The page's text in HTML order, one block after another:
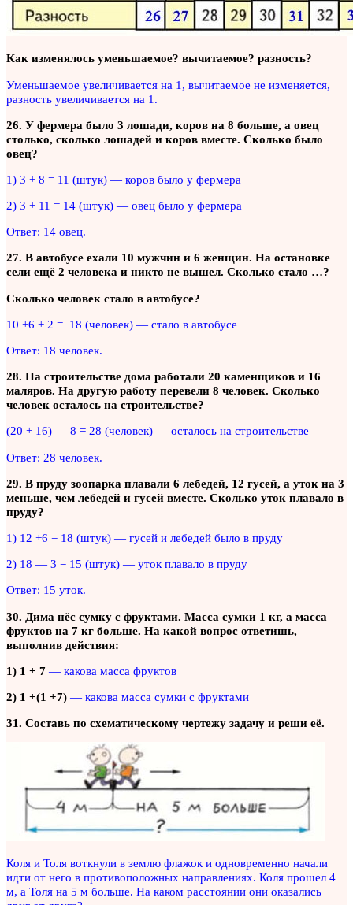
Как изменялось уменьшаемое? вычитаемое? разность?
Уменьшаемое увеличивается на 1, вычитаемое не изменяется,
разность увеличивается на 1.
26. У фермера было 3 лошади, коров на 8 больше, а овец
столько, сколько лошадей и коров вместе. Сколько было
овец?
1) 3 + 8 = 11 (штук) — коров было у фермера
2) 3 + 11 = 14 (штук) — овец было у фермера
Ответ: 14 овец.
27. В автобусе ехали 10 мужчин и 6 женщин. На остановке
сели ещё 2 человека и никто не вышел. Сколько стало …?
Сколько человек стало в автобусе?
10 +6 + 2 = 18 (человек) — стало в автобусе
Ответ: 18 человек.
28. На строительстве дома работали 20 каменщиков и 16
маляров. На другую работу перевели 8 человек. Сколько
человек осталось на строительстве?
(20 + 16) — 8 = 28 (человек) — осталось на строительстве
Ответ: 28 человек.
29. В пруду зоопарка плавали 6 лебедей, 12 гусей, а уток на 3
меньше, чем лебедей и гусей вместе. Сколько уток плавало в
пруду?
1) 12 +6 = 18 (штук) — гусей и лебедей было в пруду
2) 18 — 3 = 15 (штук) — уток плавало в пруду
Ответ: 15 уток.
30. Дима нёс сумку с фруктами. Масса сумки 1 кг, а масса
фруктов на 7 кг больше. На какой вопрос ответишь,
выполнив действия:
1) 1 + 7 — какова масса фруктов
2) 1 +(1 +7) — какова масса сумки с фруктами
31. Составь по схематическому чертежу задачу и реши её.
Коля и Толя воткнули в землю флажок и одновременно начали
идти от него в противоположных направлениях. Коля прошел 4
м, а Толя на 5 м больше. На каком расстоянии они оказались